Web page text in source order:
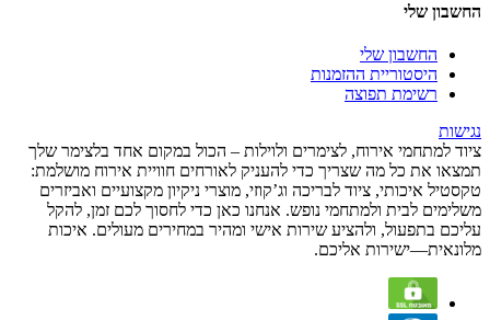
החשבון שלי
החשבון שלי
היסטוריית ההזמנות
רשימת תפוצה
נגישות
ציוד למתחמי אירוח, לצימרים ולוילות – הכול במקום אחד בלצימר שלך
תמצאו את כל מה שצריך כדי להעניק לאורחים חוויית אירוח מושלמת:
טקסטיל איכותי, ציוד לבריכה וג’קוזי, מוצרי ניקיון מקצועיים ואביזרים
משלימים לבית ולמתחמי נופש. אנחנו כאן כדי לחסוך לכם זמן, להקל
עליכם בתפעול, ולהציע שירות אישי ומהיר במחירים מעולים. איכות
מלונאית—ישירות אליכם.